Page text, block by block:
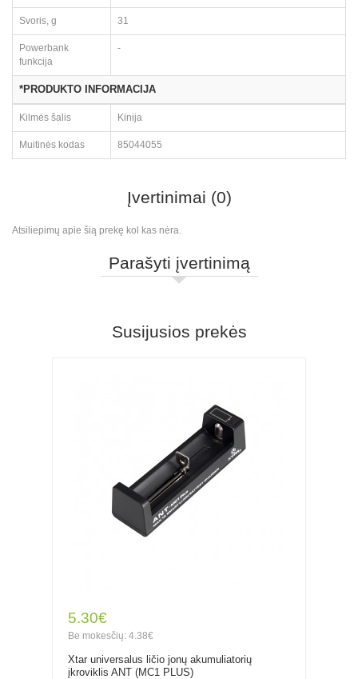
Svoris, g 31
Powerbank
funkcija
-
*PRODUKTO INFORMACIJA
Kilmės šalis Kinija
Muitinės kodas 85044055
Įvertinimai (0)
Atsiliepimų apie šią prekę kol kas nėra.
Parašyti įvertinimą
Susijusios prekės
5.30€
Be mokesčių: 4.38€
Xtar universalus ličio jonų akumuliatorių
įkroviklis ANT (MC1 PLUS)